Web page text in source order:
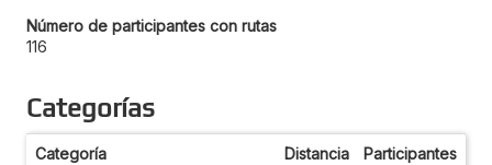
Número de participantes con rutas
116
Categorías
Categoría Distancia Participantes